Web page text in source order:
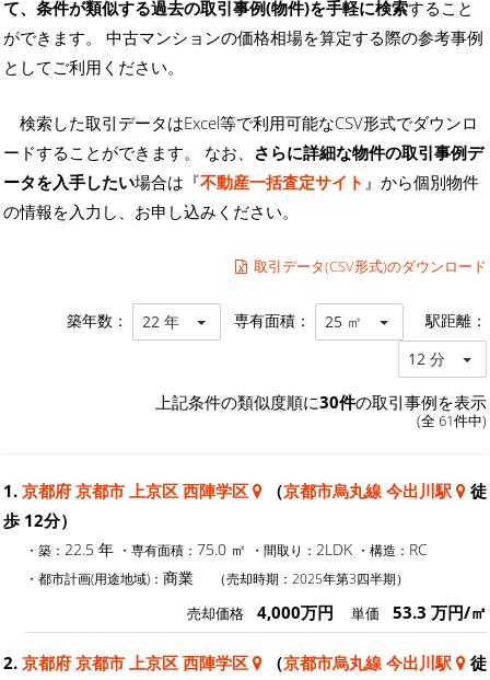
て、条件が類似する過去の取引事例(物件)を手軽に検索すること
ができます。 中古マンションの価格相場を算定する際の参考事例
としてご利用ください。
検索した取引データはExcel等で利用可能なCSV形式でダウンロ
ードすることができます。 なお、 さらに詳細な物件の取引事例デ
ータを入手したい場合は『不動産一括査定サイト 』から個別物件
の情報を入力し、お申し込みください。
取引データ(CSV形式)のダウンロード
築年数： 22 年 専有面積： 25 ㎡ 駅距離：
12 分
上記条件の類似度順に30件の取引事例を表示
(全 61件中)
1. 京都府 京都市 上京区 西陣学区 （京都市烏丸線 今出川駅
徒
歩 12分）
・築： 22.5 年 ・専有面積： 75.0 ㎡ ・間取り： 2LDK ・構造： RC
・都市計画(用途地域)： 商業 （売却時期：2025年第3四半期）
売却価格 4,000万円 単価 53.3 万円/㎡
2. 京都府 京都市 上京区 西陣学区 （京都市烏丸線 今出川駅
徒